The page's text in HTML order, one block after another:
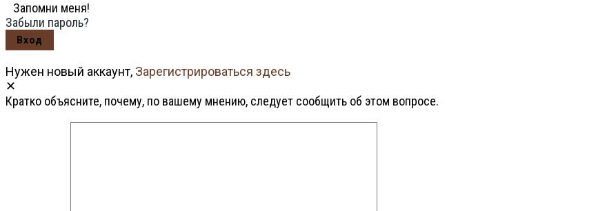
Запомни меня!
Забыли пароль?
Нужен новый аккаунт, Зарегистрироваться здесь
Кратко объясните, почему, по вашему мнению, следует сообщить об этом вопросе.